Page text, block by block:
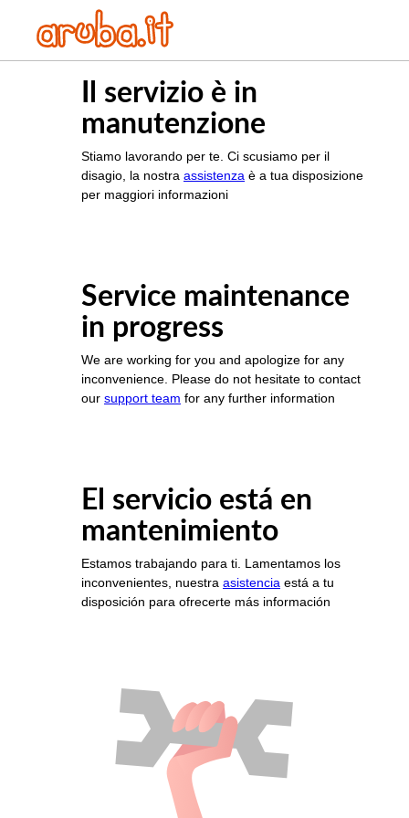
Il servizio è in
manutenzione
Stiamo lavorando per te. Ci scusiamo per il
disagio, la nostra assistenza è a tua disposizione
per maggiori informazioni
Service maintenance
in progress
We are working for you and apologize for any
inconvenience. Please do not hesitate to contact
our support team for any further information
El servicio está en
mantenimiento
Estamos trabajando para ti. Lamentamos los
inconvenientes, nuestra asistencia está a tu
disposición para ofrecerte más información